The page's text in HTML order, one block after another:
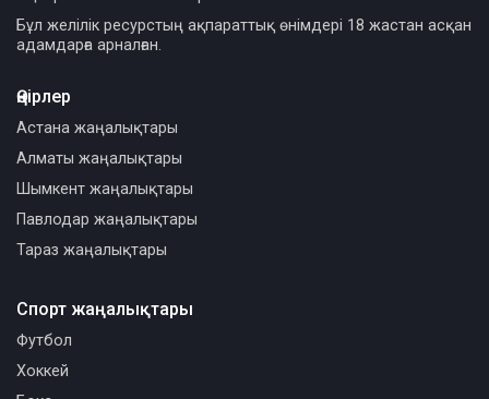
Бұл желілік ресурстың ақпараттық өнімдері 18 жастан асқан
адамдарға арналған.
Өңірлер
Астана жаңалықтары
Алматы жаңалықтары
Шымкент жаңалықтары
Павлодар жаңалықтары
Тараз жаңалықтары
Спорт жаңалықтары
Футбол
Хоккей